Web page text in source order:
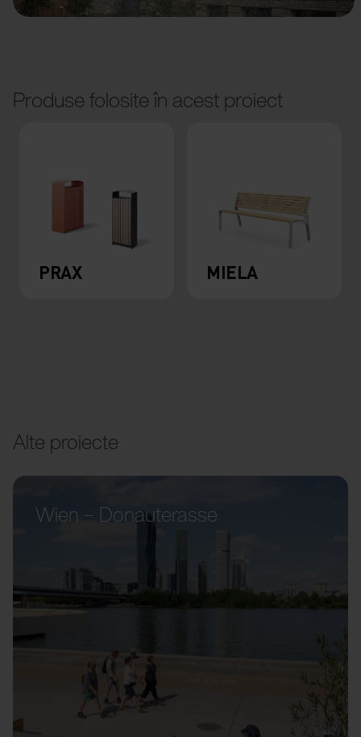
Produse folosite în acest proiect
PRAX MIELA
Alte proiecte
Wien – Donauterasse